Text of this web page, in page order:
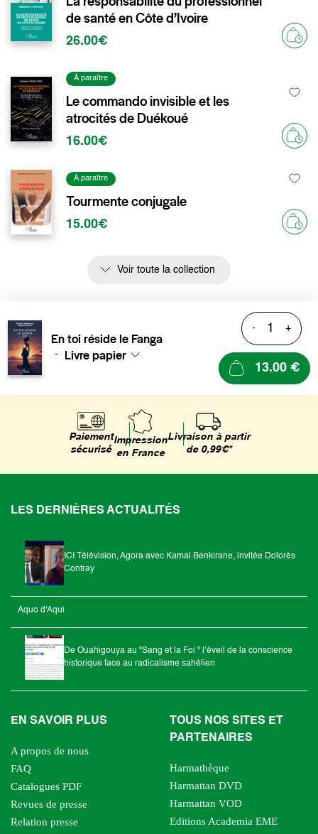
de santé en Côte d’Ivoire
26.00€
À paraître
Le commando invisible et les
atrocités de Duékoué
16.00€
À paraître
Tourmente conjugale
15.00€
Voir toute la collection
En toi réside le Fanga
- Livre papier
- +
13.00 €
Paiement
sécurisé
Impression
en France
Livraison à partir
de 0,99€*
LES DERNIÈRES ACTUALITÉS
ICI Télévision, Agora avec Kamal Benkirane, invitée Dolorès
Contray
Aquo d'Aqui
De Ouahigouya au "Sang et la Foi " l’éveil de la conscience
historique face au radicalisme sahélien
EN SAVOIR PLUS
A propos de nous
FAQ
Catalogues PDF
Revues de presse
Relation presse
TOUS NOS SITES ET
PARTENAIRES
Harmathèque
Harmattan DVD
Harmattan VOD
Editions Academia EME